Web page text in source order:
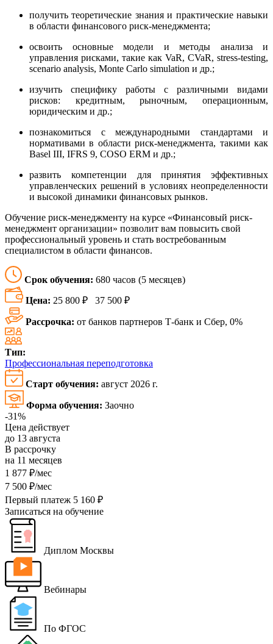
получить теоретические знания и практические навыки
в области финансового риск-менеджмента;
освоить основные модели и методы анализа и
управления рисками, такие как VaR, CVaR, stress-testing,
scenario analysis, Monte Carlo simulation и др.;
изучить специфику работы с различными видами
рисков: кредитным, рыночным, операционным,
юридическим и др.;
познакомиться с международными стандартами и
нормативами в области риск-менеджмента, такими как
Basel III, IFRS 9, COSO ERM и др.;
развить компетенции для принятия эффективных
управленческих решений в условиях неопределенности
и высокой динамики финансовых рынков.
Обучение риск-менеджменту на курсе «Финансовый риск-
менеджмент организации» позволит вам повысить свой
профессиональный уровень и стать востребованным
специалистом в области финансов.
Срок обучения: 680 часов (5 месяцев)
Цена: 25 800 ₽ 37 500 ₽
Рассрочка: от банков партнеров Т-банк и Сбер, 0%
Тип:
Профессиональная переподготовка
Старт обучения: август 2026 г.
Форма обучения: Заочно
-31%
Цена действует
до 13 августа
В рассрочку
на 11 месяцев
1 877 ₽/мес
7 500 ₽/мес
Первый платеж 5 160 ₽
Записаться на обучение
Диплом Москвы
Вебинары
По ФГОС